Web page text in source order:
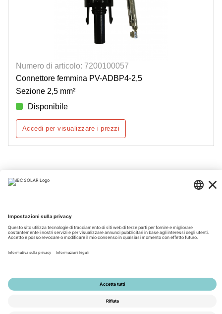
Numero di articolo: 7200100057
Connettore femmina PV-ADBP4-2,5
Sezione 2,5 mm²
Disponibile
Accedi per visualizzare i prezzi
© 2026 by IBC SOLAR AG
Note legali
Impostazioni della privacy